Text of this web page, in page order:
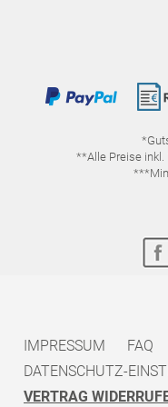
**Alle Preise inkl.
IMPRESSUM FAQ
DATENSCHUTZ-
VERTRAG